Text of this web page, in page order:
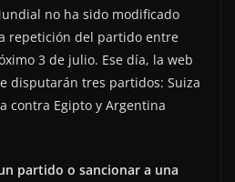
no ha sido modificado
repetición del partido entre
3 de julio. Ese día, la web
disputarán tres partidos: Suiza
contra Egipto y Argentina
partido o sancionar a una